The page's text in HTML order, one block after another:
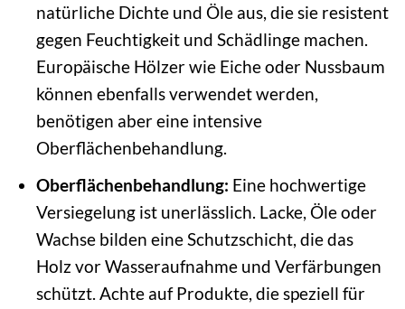
natürliche Dichte und Öle aus, die sie resistent
gegen Feuchtigkeit und Schädlinge machen.
Europäische Hölzer wie Eiche oder Nussbaum
können ebenfalls verwendet werden,
benötigen aber eine intensive
Oberflächenbehandlung.
Oberflächenbehandlung: Eine hochwertige
Versiegelung ist unerlässlich. Lacke, Öle oder
Wachse bilden eine Schutzschicht, die das
Holz vor Wasseraufnahme und Verfärbungen
schützt. Achte auf Produkte, die speziell für